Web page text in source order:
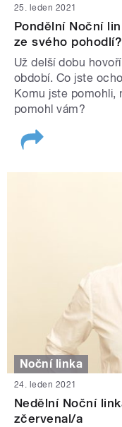
25. leden 2021
Pondělní Noční
ze svého pohodlí?
Už delší dobu
období. Co jste
Komu jste pomohli,
pomohl vám?
Noční linka
24. leden 2021
Nedělní Noční
zčervenal/a